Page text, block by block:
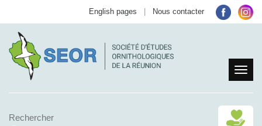
English pages Nous contacter